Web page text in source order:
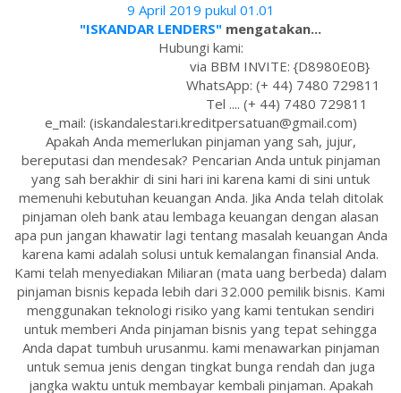
9 April 2019 pukul 01.01
"ISKANDAR LENDERS" mengatakan...
Hubungi kami:
via BBM INVITE: {D8980E0B}
WhatsApp: (+ 44) 7480 729811
Tel .... (+ 44) 7480 729811
e_mail: (iskandalestari.kreditpersatuan@gmail.com)
Apakah Anda memerlukan pinjaman yang sah, jujur,
bereputasi dan mendesak? Pencarian Anda untuk pinjaman
yang sah berakhir di sini hari ini karena kami di sini untuk
memenuhi kebutuhan keuangan Anda. Jika Anda telah ditolak
pinjaman oleh bank atau lembaga keuangan dengan alasan
apa pun jangan khawatir lagi tentang masalah keuangan Anda
karena kami adalah solusi untuk kemalangan finansial Anda.
Kami telah menyediakan Miliaran (mata uang berbeda) dalam
pinjaman bisnis kepada lebih dari 32.000 pemilik bisnis. Kami
menggunakan teknologi risiko yang kami tentukan sendiri
untuk memberi Anda pinjaman bisnis yang tepat sehingga
Anda dapat tumbuh urusanmu. kami menawarkan pinjaman
untuk semua jenis dengan tingkat bunga rendah dan juga
jangka waktu untuk membayar kembali pinjaman. Apakah